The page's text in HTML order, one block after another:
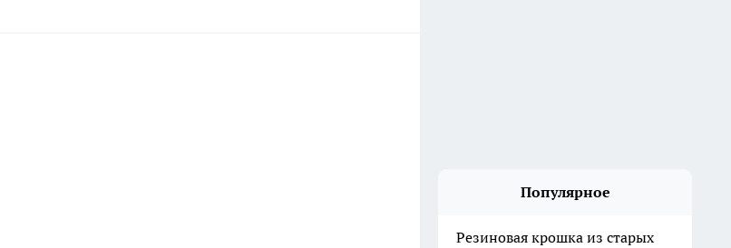
Популярное
Резиновая крошка из старых